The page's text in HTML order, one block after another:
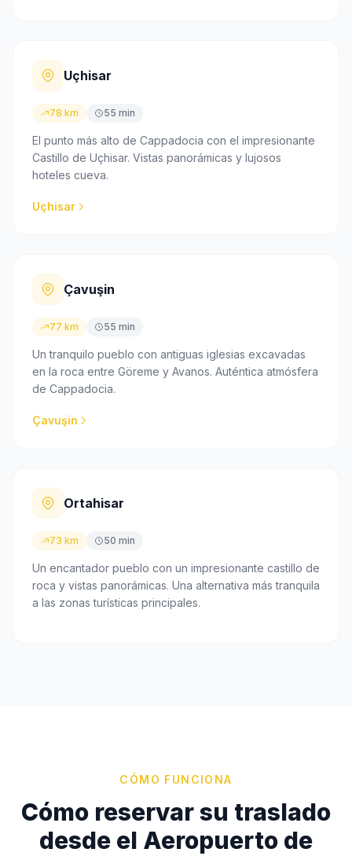
Uçhisar
78 km 55 min
El punto más alto de Cappadocia con el impresionante
Castillo de Uçhisar. Vistas panorámicas y lujosos
hoteles cueva.
Uçhisar
Çavuşin
77 km 55 min
Un tranquilo pueblo con antiguas iglesias excavadas
en la roca entre Göreme y Avanos. Auténtica atmósfera
de Cappadocia.
Çavuşin
Ortahisar
73 km 50 min
Un encantador pueblo con un impresionante castillo de
roca y vistas panorámicas. Una alternativa más tranquila
a las zonas turísticas principales.
CÓMO FUNCIONA
Cómo reservar su traslado
desde el Aeropuerto de